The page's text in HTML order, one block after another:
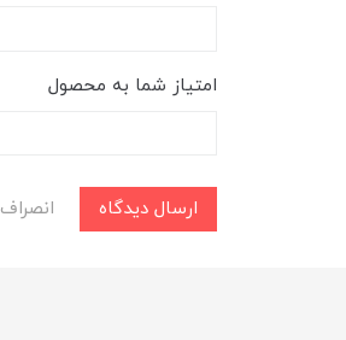
امتیاز شما به محصول
ارسال دیدگاه انصراف